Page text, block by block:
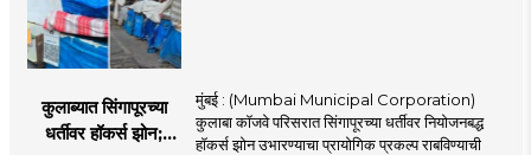
कुलाब्यात सिंगापूरच्या
धर्तीवर हॉकर्स झोन;
मुंबई : (Mumbai Municipal Corporation)
कुलाबा कॉजवे परिसरात सिंगापूरच्या धर्तीवर नियोजनबद्ध
हॉकर्स झोन उभारण्याचा प्रायोगिक प्रकल्प राबविण्याची